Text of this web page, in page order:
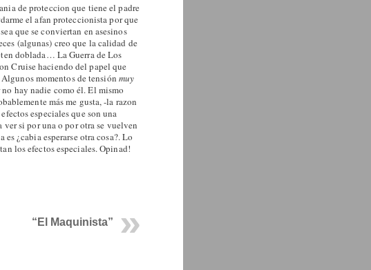
de proteccion que tiene el padre
el afan proteccionista por que
que se conviertan en asesinos
(algunas) creo que la calidad de
doblada… La Guerra de Los
Cruise haciendo del papel que
momentos de tensión muy
hay nadie como él. El mismo
más me gusta, -la razon
especiales que son una
si por una o por otra se vuelven
¿cabia esperarse otra cosa?. Lo
los efectos especiales. Opinad!
“El Maquinista”